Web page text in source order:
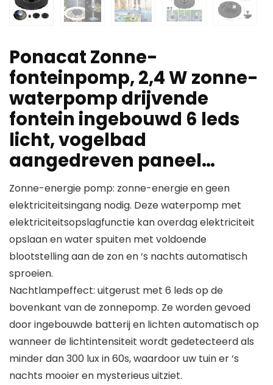
Ponacat Zonne-
fonteinpomp, 2,4 W zonne-
waterpomp drijvende
fontein ingebouwd 6 leds
licht, vogelbad
aangedreven paneel…
Zonne-energie pomp: zonne-energie en geen
elektriciteitsingang nodig. Deze waterpomp met
elektriciteitsopslagfunctie kan overdag elektriciteit
opslaan en water spuiten met voldoende
blootstelling aan de zon en ‘s nachts automatisch
sproeien.
Nachtlampeffect: uitgerust met 6 leds op de
bovenkant van de zonnepomp. Ze worden gevoed
door ingebouwde batterij en lichten automatisch op
wanneer de lichtintensiteit wordt gedetecteerd als
minder dan 300 lux in 60s, waardoor uw tuin er ‘s
nachts mooier en mysterieus uitziet.